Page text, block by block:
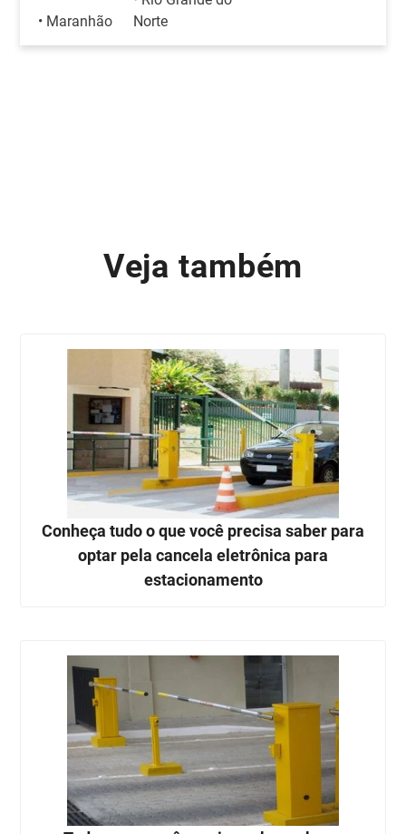
• Maranhão
Norte
Veja também
Conheça tudo o que você precisa saber para
optar pela cancela eletrônica para
estacionamento